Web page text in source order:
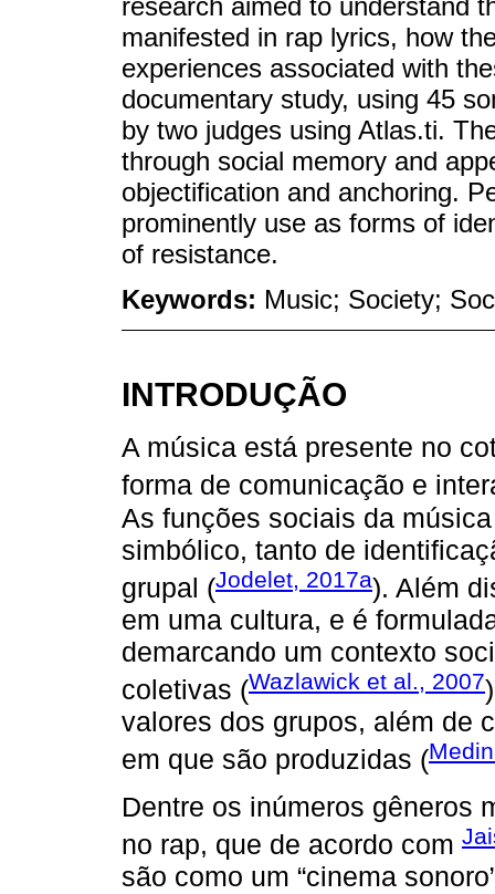
research aimed to understand
manifested in rap lyrics, how
experiences associated with
documentary study, using 45
by two judges using Atlas.ti.
through social memory and
objectification and anchoring.
prominently use as forms of
of resistance.
Keywords: Music; Society;
INTRODUÇÃO
A música está presente no
forma de comunicação e
As funções sociais da
simbólico, tanto de
grupal (Jodelet, 2017a). Além
em uma cultura, e é
demarcando um contexto
coletivas (Wazlawick et al., 2007
valores dos grupos, além de
em que são produzidas (
Dentre os inúmeros gêneros
no rap, que de acordo com
são como um “cinema